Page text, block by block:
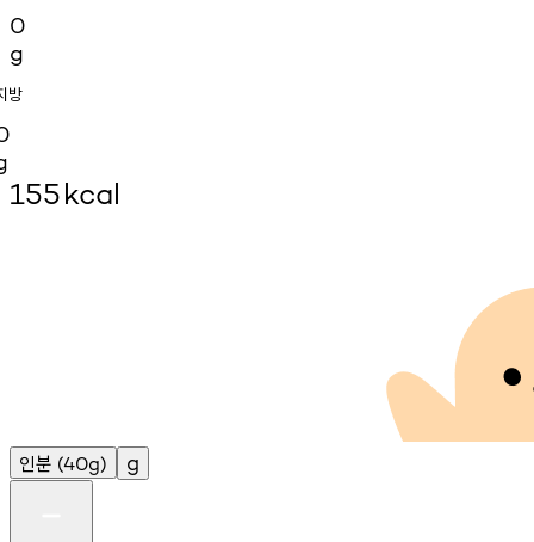
0
g
방
155kcal
인분 (40g) g